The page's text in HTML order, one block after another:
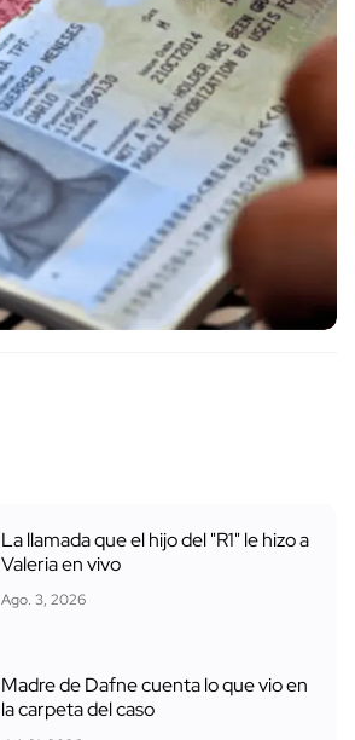
La llamada que el hijo del "R1" le hizo a
Valeria en vivo
Ago. 3, 2026
Madre de Dafne cuenta lo que vio en
la carpeta del caso